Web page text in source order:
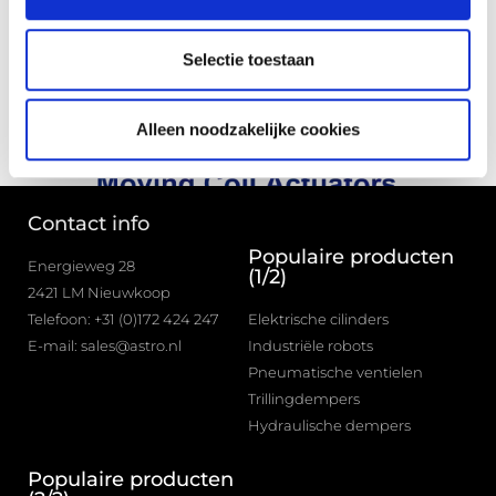
Selectie toestaan
Alleen noodzakelijke cookies
www.smac-mca.com
Contact info
Energieweg 28
2421 LM Nieuwkoop
Telefoon: +31 (0)172 424 247
E-mail: sales@astro.nl
Populaire producten
(1/2)
Elektrische cilinders
Industriële robots
Pneumatische ventielen
Trillingdempers
Hydraulische dempers
Populaire producten